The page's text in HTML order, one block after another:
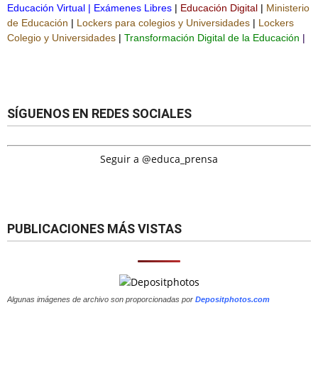
Educación Virtual | Exámenes Libres | Educación Digital | Ministerio
de Educación | Lockers para colegios y Universidades | Lockers
Colegio y Universidades | Transformación Digital de la Educación |
SÍGUENOS EN REDES SOCIALES
Seguir a @educa_prensa
PUBLICACIONES MÁS VISTAS
Algunas imágenes de archivo son proporcionadas por Depositphotos.com